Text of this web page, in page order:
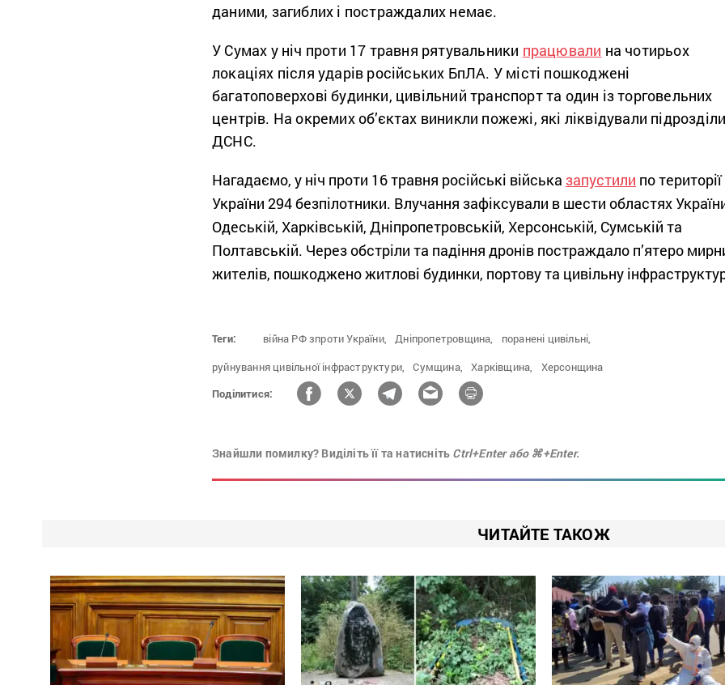
даними, загиблих і постраждалих немає.
У Сумах у ніч проти 17 травня рятувальники працювали на чотирьох
локаціях після ударів російських БпЛА. У місті пошкоджені
багатоповерхові будинки, цивільний транспорт та один із торговельних
центрів. На окремих об’єктах виникли пожежі, які ліквідували
ДСНС.
Нагадаємо, у ніч проти 16 травня російські війська запустили по території
України 294 безпілотники. Влучання зафіксували в шести областях
Одеській, Харківській, Дніпропетровській, Херсонській, Сумській та
Полтавській. Через обстріли та падіння дронів постраждало п’ятеро
жителів, пошкоджено житлові будинки, портову та цивільну
Теги: війна РФ зпроти України, Дніпропетровщина,
поранені цивільні,
руйнування цивільної інфраструктури,
Сумщина, Харківщина,
Херсонщина
Поділитися:
Знайшли помилку? Виділіть її та натисніть Ctrl+Enter або ⌘+Enter.
ЧИТАЙТЕ ТАКОЖ